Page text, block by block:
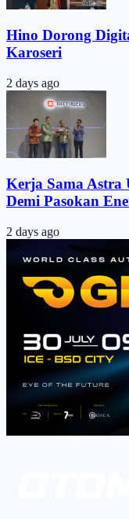
Hino Dorong
Karoseri
2 days ago
Kerja Sama Astra
Demi Pasokan
2 days ago